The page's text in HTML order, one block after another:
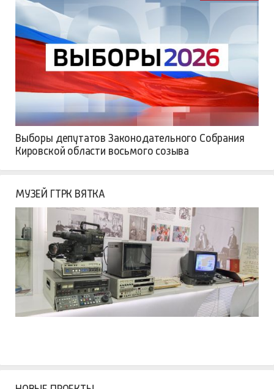
Выборы депутатов Законодательного Собрания
Кировской области восьмого созыва
МУЗЕЙ ГТРК ВЯТКА